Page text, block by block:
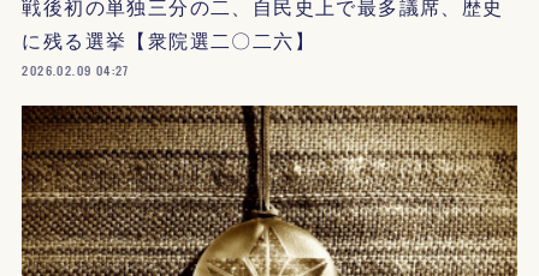
戦後初の単独三分の二、自民史上で最多議席、歴史
に残る選挙【衆院選二〇二六】
2026.02.09 04:27